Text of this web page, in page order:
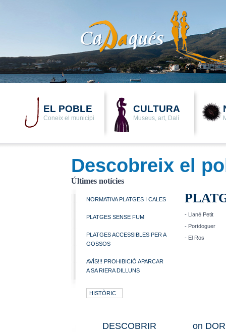
EL POBLE
Coneix el municipi
CULTURA
Museus, art, Dalí
Descobreix el
Últimes notícies
NORMATIVA PLATGES I CALES
PLATGES SENSE FUM
PLATGES ACCESSIBLES PER A
GOSSOS
AVÍS!!! PROHIBICIÓ APARCAR
A SA RIERA DILLUNS
HISTÒRIC
- Llané Petit
- Portdoguer
- El Ros
DESCOBRIR on